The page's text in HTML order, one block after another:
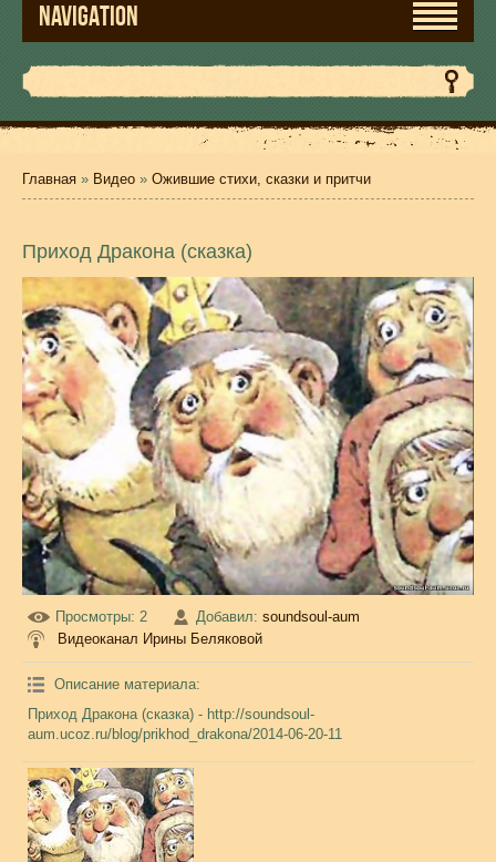
NAVIGATION
Главная » Видео » Ожившие стихи, сказки и притчи
Приход Дракона (сказка)
Просмотры: 2 Добавил: soundsoul-aum
Видеоканал Ирины Беляковой
Описание материала:
Приход Дракона (сказка) - http://soundsoul-
aum.ucoz.ru/blog/prikhod_drakona/2014-06-20-11